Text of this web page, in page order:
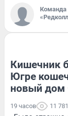
Команда
Кишечник
Югре
новый дом
19 часов 11 781